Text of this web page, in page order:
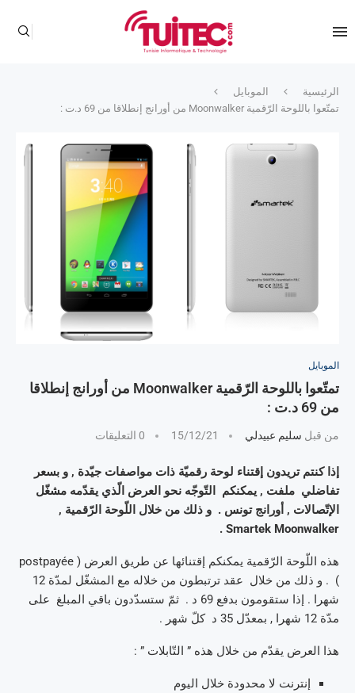
الرئيسية
الموبايل
تمتّعوا باللوحة الرّقمية Moonwalker من أورانج إنطلاقا من 69 د.ت :
الموبايل
تمتّعوا باللوحة الرّقمية Moonwalker من أورانج إنطلاقا
من 69 د.ت :
من قبل سليم عبيدلي 15/12/21 0 التعليقات
إذا كنتم تريدون إقتناء لوحة رقميّة ذات مواصفات جيّدة , و بسعر
تفاضلي ملفت , يمكنكم التّوجّه نحو العرض الّذي يقدّمه مشغّل
الإتّصالات , أورانج تونس . و ذلك من خلال اللّوحة الرّقمية ,
Smartek Moonwalker .
هذه اللّوحة الرّقمية يمكنكم إقتنائها عن طريق العرض ( postpayée
) . و ذلك من خلال عقد ترتبطون من خلاله مع المشغّل لمدّة 12
شهرا . إذا ستقومون بدفع 69 د . ثمّ ستسدّدون باقي المبلغ على
مدّة 12 شهرا , بمعدّل 35 د كلّ شهر .
هذا العرض يقدّم من خلال هذه ” التّابلات ” :
إنترنت لا محدودة خلال اليوم